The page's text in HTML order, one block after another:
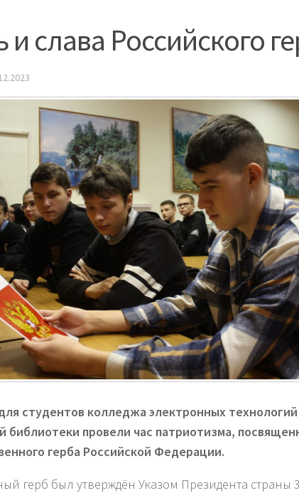
и слава Российского
студентов колледжа электронных
библиотеки провели час патриотизма,
герба Российской Федерации.
герб был утверждён Указом Президента страны